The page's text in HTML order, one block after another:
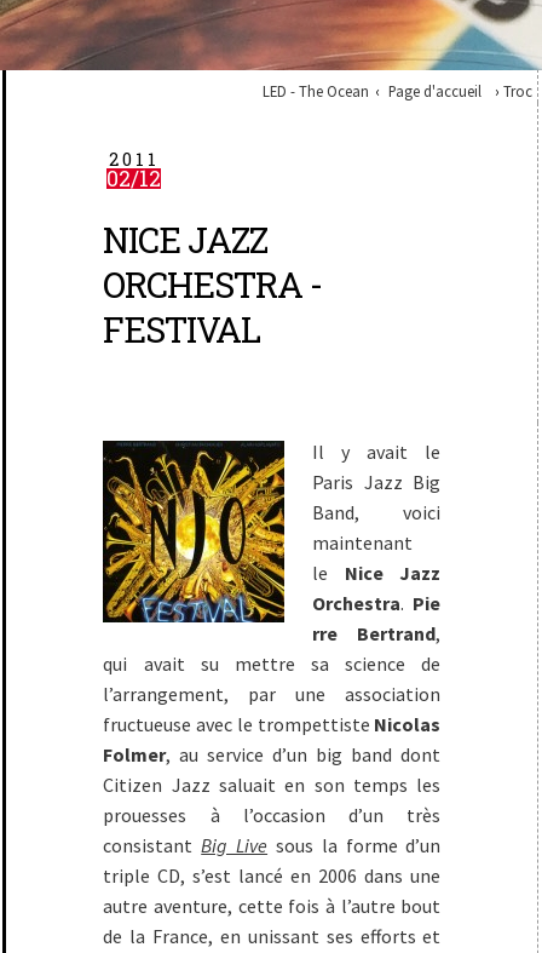
LED - The Ocean Page d'accueil Troc
2011
02/12
NICE JAZZ
ORCHESTRA -
FESTIVAL
Il y avait le
Paris Jazz Big
Band, voici
maintenant
le Nice Jazz
Orchestra. Pie
rre Bertrand,
qui avait su mettre sa science de
l’arrangement, par une association
fructueuse avec le trompettiste Nicolas
Folmer, au service d’un big band dont
Citizen Jazz saluait en son temps les
prouesses à l’occasion d’un très
consistantBig Live sous la forme d’un
triple CD, s’est lancé en 2006 dans une
autre aventure, cette fois à l’autre bout
de la France, en unissant ses efforts et